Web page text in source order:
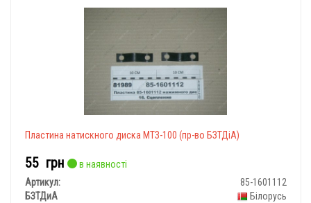
Пластина натискного диска МТЗ-100 (пр-во БЗТДіА)
55 грн
в наявності
Артикул:
85-1601112
БЗТДиА
Білорусь